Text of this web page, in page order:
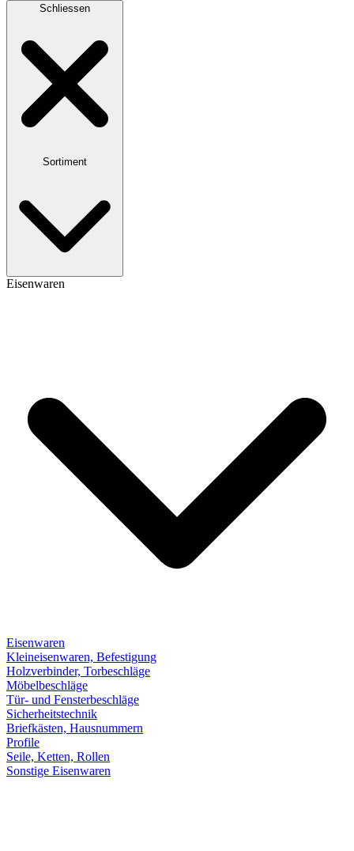
Schliessen
Sortiment
Eisenwaren
Eisenwaren
Kleineisenwaren, Befestigung
Holzverbinder, Torbeschläge
Möbelbeschläge
Tür- und Fensterbeschläge
Sicherheitstechnik
Briefkästen, Hausnummern
Profile
Seile, Ketten, Rollen
Sonstige Eisenwaren